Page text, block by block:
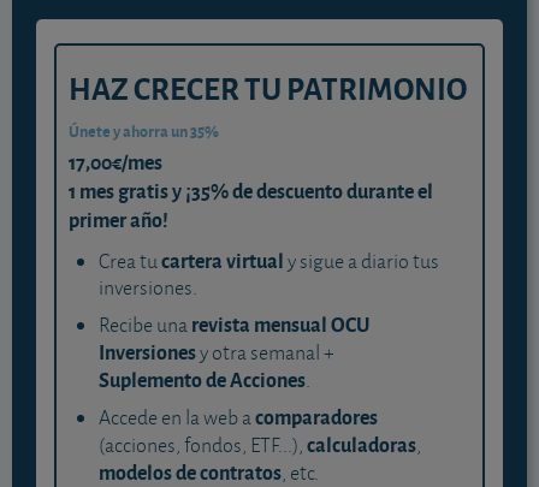
HAZ CRECER TU PATRIMONIO
Únete y ahorra un 35%
17,00€/mes
1 mes gratis y ¡35% de descuento durante el
primer año!
Crea tucartera virtualy sigue a diario tus
inversiones.
Recibe unarevista mensual OCU
Inversionesy otra semanal +
Suplemento de Acciones.
Accede en la web acomparadores
(acciones, fondos, ETF...),calculadoras,
modelos de contratos, etc.